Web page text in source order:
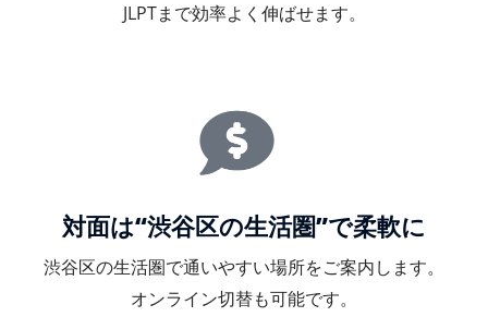
JLPTまで効率よく伸ばせます。
対面は“渋谷区の生活圏”で柔軟に
渋谷区の生活圏で通いやすい場所をご案内します。
オンライン切替も可能です。